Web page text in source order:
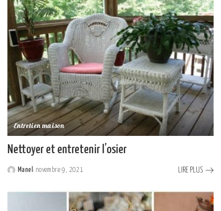
Entretien maison
Nettoyer et entretenir l’osier
Manel novembre 9, 2021 LIRE PLUS